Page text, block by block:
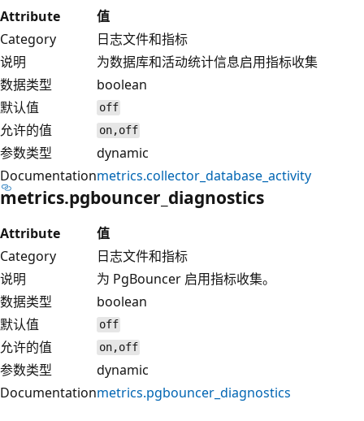
Attribute
值
Category
日志文件和指标
说明
为数据库和活动统计信息启用指标收集
数据类型
boolean
默认值
off
允许的值 on,off
参数类型
dynamic
Documentationmetrics.collector_database_activity
metrics.pgbouncer_diagnostics
Attribute
值
Category
日志文件和指标
说明
为 PgBouncer 启用指标收集。
数据类型
boolean
默认值
off
允许的值 on,off
参数类型
dynamic
Documentationmetrics.pgbouncer_diagnostics